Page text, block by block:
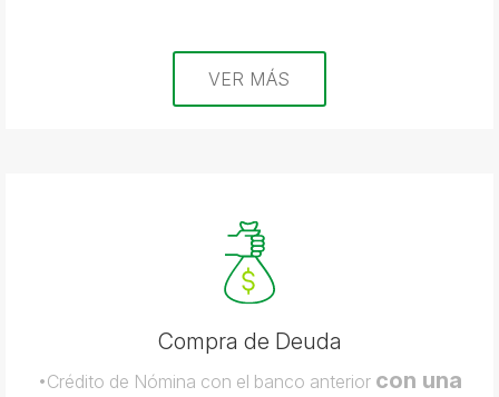
VER MÁS
Compra de Deuda
•Crédito de Nómina con el banco anterior con una